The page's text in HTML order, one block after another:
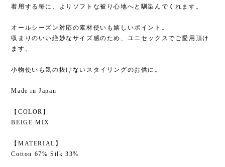
着用する毎に、よりソフトな被り心地へと馴染んでくれます。
オールシーズン対応の素材使いも嬉しいポイント。
収まりのいい絶妙なサイズ感のため、ユニセックスでご愛用頂け
ます。
小物使いも気の抜けないスタイリングのお供に。
Made in Japan
【COLOR】
BEIGE MIX
【MATERIAL】
Cotton 67% Silk 33%